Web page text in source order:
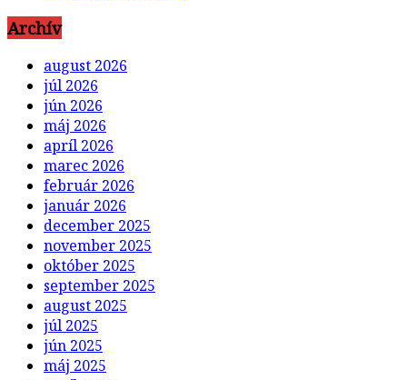
Archív
august 2026
júl 2026
jún 2026
máj 2026
apríl 2026
marec 2026
február 2026
január 2026
december 2025
november 2025
október 2025
september 2025
august 2025
júl 2025
jún 2025
máj 2025